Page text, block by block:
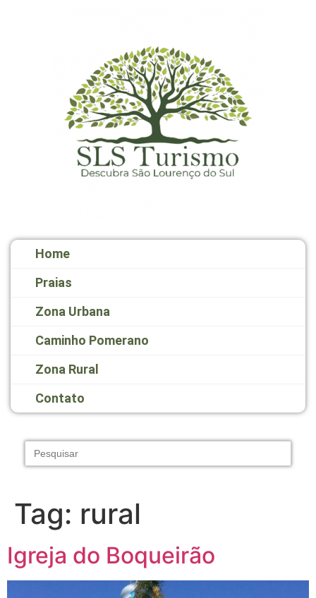
Home
Praias
Zona Urbana
Caminho Pomerano
Zona Rural
Contato
Search
for:
Tag: rural
Igreja do Boqueirão